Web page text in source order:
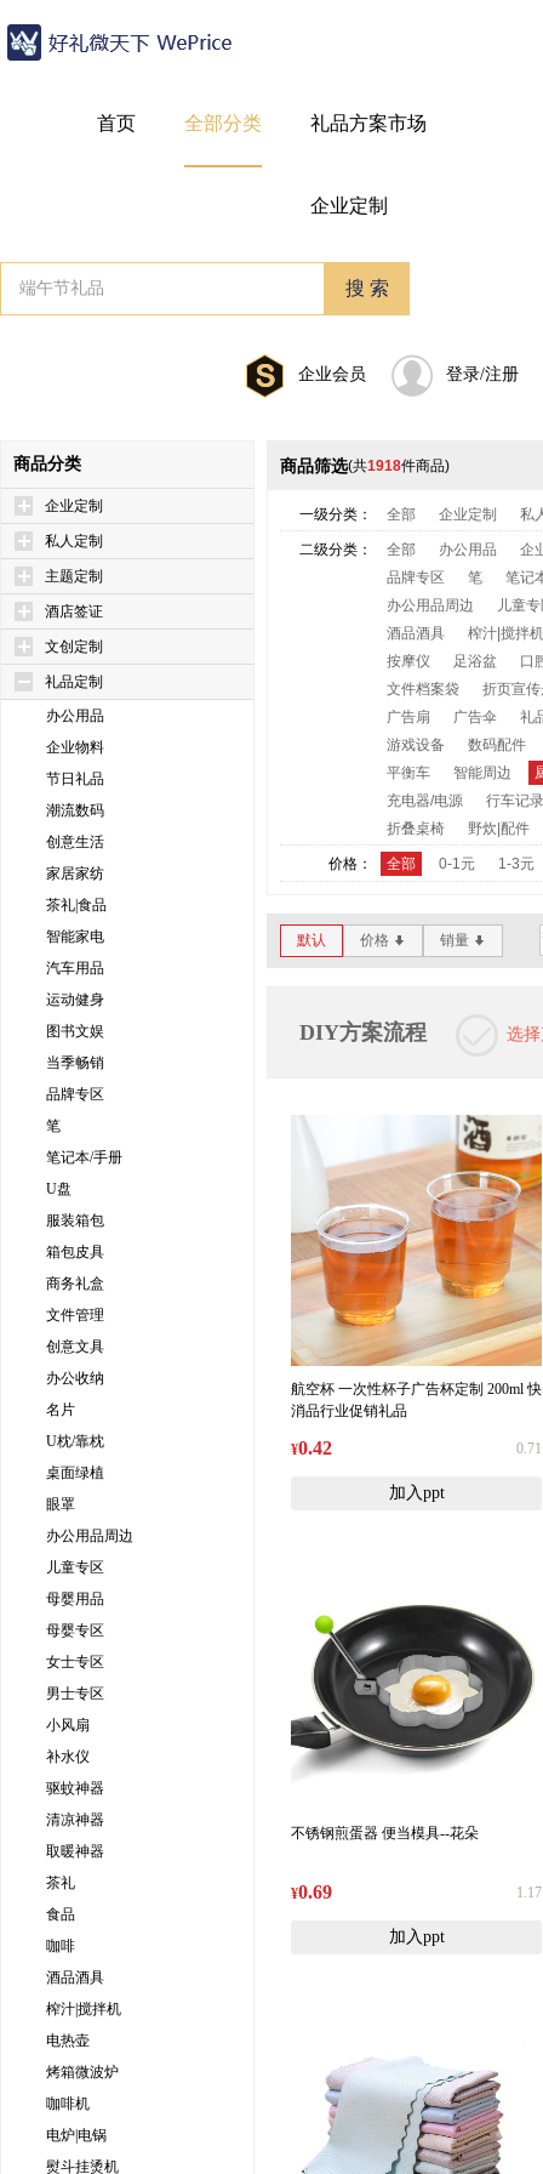
首页 全部分类 礼品方案市场
企业定制
企业会员 登录/注册
商品分类
企业定制
私人定制
主题定制
酒店签证
文创定制
礼品定制
办公用品
企业物料
节日礼品
潮流数码
创意生活
家居家纺
茶礼|食品
智能家电
汽车用品
运动健身
图书文娱
当季畅销
品牌专区
笔
笔记本/手册
U盘
服装箱包
箱包皮具
商务礼盒
文件管理
创意文具
办公收纳
名片
U枕/靠枕
桌面绿植
眼罩
办公用品周边
儿童专区
母婴用品
母婴专区
女士专区
男士专区
小风扇
补水仪
驱蚊神器
清凉神器
取暖神器
茶礼
食品
咖啡
酒品酒具
榨汁|搅拌机
电热壶
烤箱微波炉
咖啡机
电炉|电锅
熨斗挂烫机
商品筛选(共1918件商品)
一级分类： 全部 企业定制 私
二级分类： 全部 办公用品
企
品牌专区
笔
笔记
办公用品周边
儿童
酒品酒具
榨汁|搅拌机
按摩仪
足浴盆
口
文件档案袋
折页宣
广告扇
广告伞
礼
游戏设备
数码配件
平衡车
智能周边
充电器/电源
行车记
折叠桌椅
野炊|配件
价格： 全部 0-1元 1-3元
默认 价格 * 销量 *
DIY方案流程 选
航空杯 一次性杯子广告杯定制 200ml 快
消品行业促销礼品
¥0.42 0.71
加入ppt
不锈钢煎蛋器 便当模具--花朵
¥0.69 1.17
加入ppt